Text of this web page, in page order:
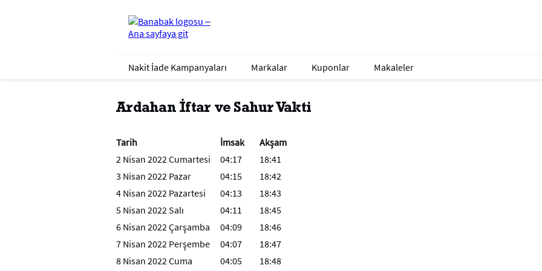
Nakit İade Kampanyaları Markalar Kuponlar Makaleler
Ardahan İftar ve Sahur Vakti
Tarih İmsak
Akşam
2 Nisan 2022 Cumartesi
04:17
18:41
3 Nisan 2022 Pazar
04:15
18:42
4 Nisan 2022 Pazartesi
04:13
18:43
5 Nisan 2022 Salı
04:11
18:45
6 Nisan 2022 Çarşamba
04:09
18:46
7 Nisan 2022 Perşembe
04:07
18:47
8 Nisan 2022 Cuma
04:05
18:48